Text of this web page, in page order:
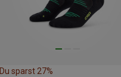
Du sparst 27%